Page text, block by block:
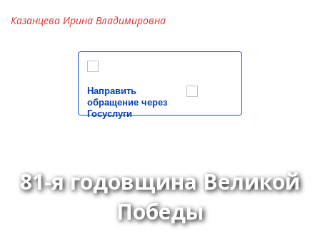
Казанцева Ирина Владимировна
Направить
обращение через
Госуслуги
81-я годовщина Великой
Победы